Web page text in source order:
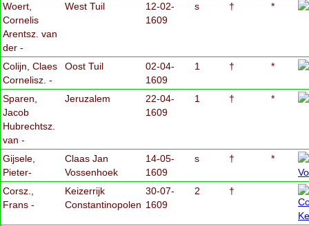
Woert,
Cornelis
Arentsz. van
der -
West Tuil
12-02-
1609
s † *
Colijn, Claes
Cornelisz. -
Oost Tuil
02-04-
1609
1 † *
Sparen,
Jacob
Hubrechtsz.
van -
Jeruzalem
22-04-
1609
1 † *
Gijsele,
Pieter-
Claas Jan
Vossenhoek
14-05-
1609
s † *
Corsz.,
Frans -
Keizerrijk
Constantinopolen
30-07-
1609
2 †